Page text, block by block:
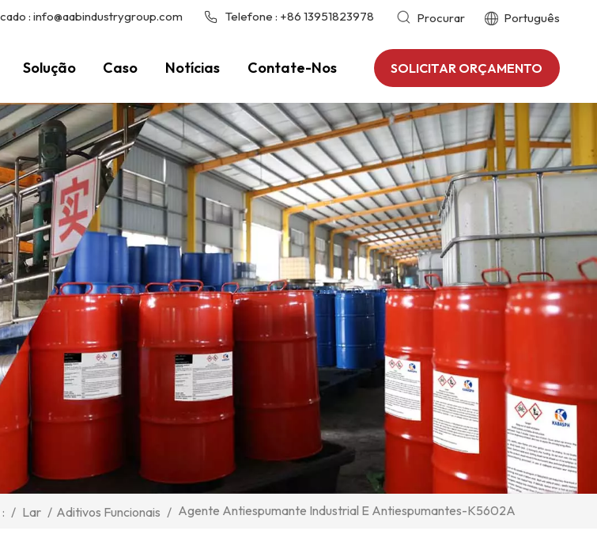
: info@aabindustrygroup.com Telefone : +86 13951823978 Procurar Português
Solução Caso Notícias Contate-Nos SOLICITAR ORÇAMENTO
/ Lar / Aditivos Funcionais / Agente Antiespumante Industrial E Antiespumantes-K5602A